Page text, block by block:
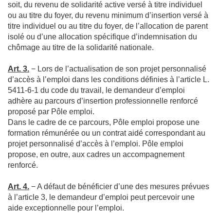
soit, du revenu de solidarité active versé à titre individuel
ou au titre du foyer, du revenu minimum d’insertion versé à
titre individuel ou au titre du foyer, de l’allocation de parent
isolé ou d’une allocation spécifique d’indemnisation du
chômage au titre de la solidarité nationale.
Art. 3. − Lors de l’actualisation de son projet personnalisé
d’accès à l’emploi dans les conditions définies à l’article L.
5411-6-1 du code du travail, le demandeur d’emploi
adhère au parcours d’insertion professionnelle renforcé
proposé par Pôle emploi.
Dans le cadre de ce parcours, Pôle emploi propose une
formation rémunérée ou un contrat aidé correspondant au
projet personnalisé d’accès à l’emploi. Pôle emploi
propose, en outre, aux cadres un accompagnement
renforcé.
Art. 4. − A défaut de bénéficier d’une des mesures prévues
à l’article 3, le demandeur d’emploi peut percevoir une
aide exceptionnelle pour l’emploi.